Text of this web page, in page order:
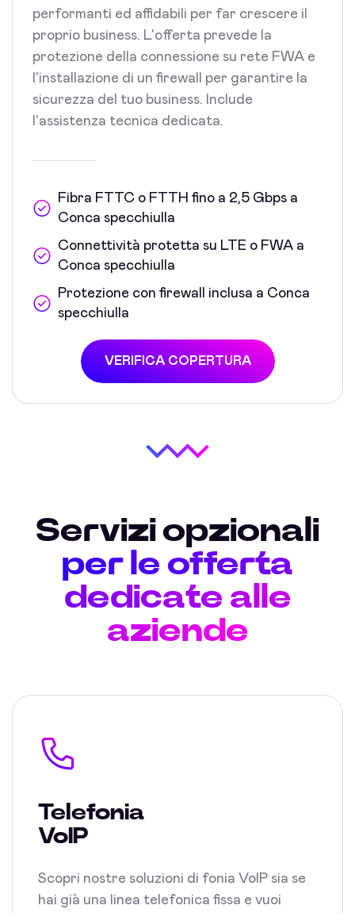
performanti ed affidabili per far crescere il
proprio business. L'offerta prevede la
protezione della connessione su rete FWA e
l'installazione di un firewall per garantire la
sicurezza del tuo business. Include
l'assistenza tecnica dedicata.
Fibra FTTC o FTTH fino a 2,5 Gbps a
Conca specchiulla
Connettività protetta su LTE o FWA a
Conca specchiulla
Protezione con firewall inclusa a Conca
specchiulla
VERIFICA COPERTURA
Servizi opzionali
per le offerta
dedicate alle
aziende
Telefonia
VoIP
Scopri nostre soluzioni di fonia VoIP sia se
hai già una linea telefonica fissa e vuoi